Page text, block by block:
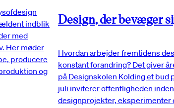
indblik
med
Her møder
producere
og
Design, der bevæger
Hvordan arbejder fremtidens
konstant forandring? Det giver
på Designskolen Kolding et bud
juli inviterer offentligheden
designprojekter, eksperimenter